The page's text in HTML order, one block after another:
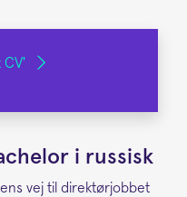
CV'
i russisk
vej til direktørjobbet